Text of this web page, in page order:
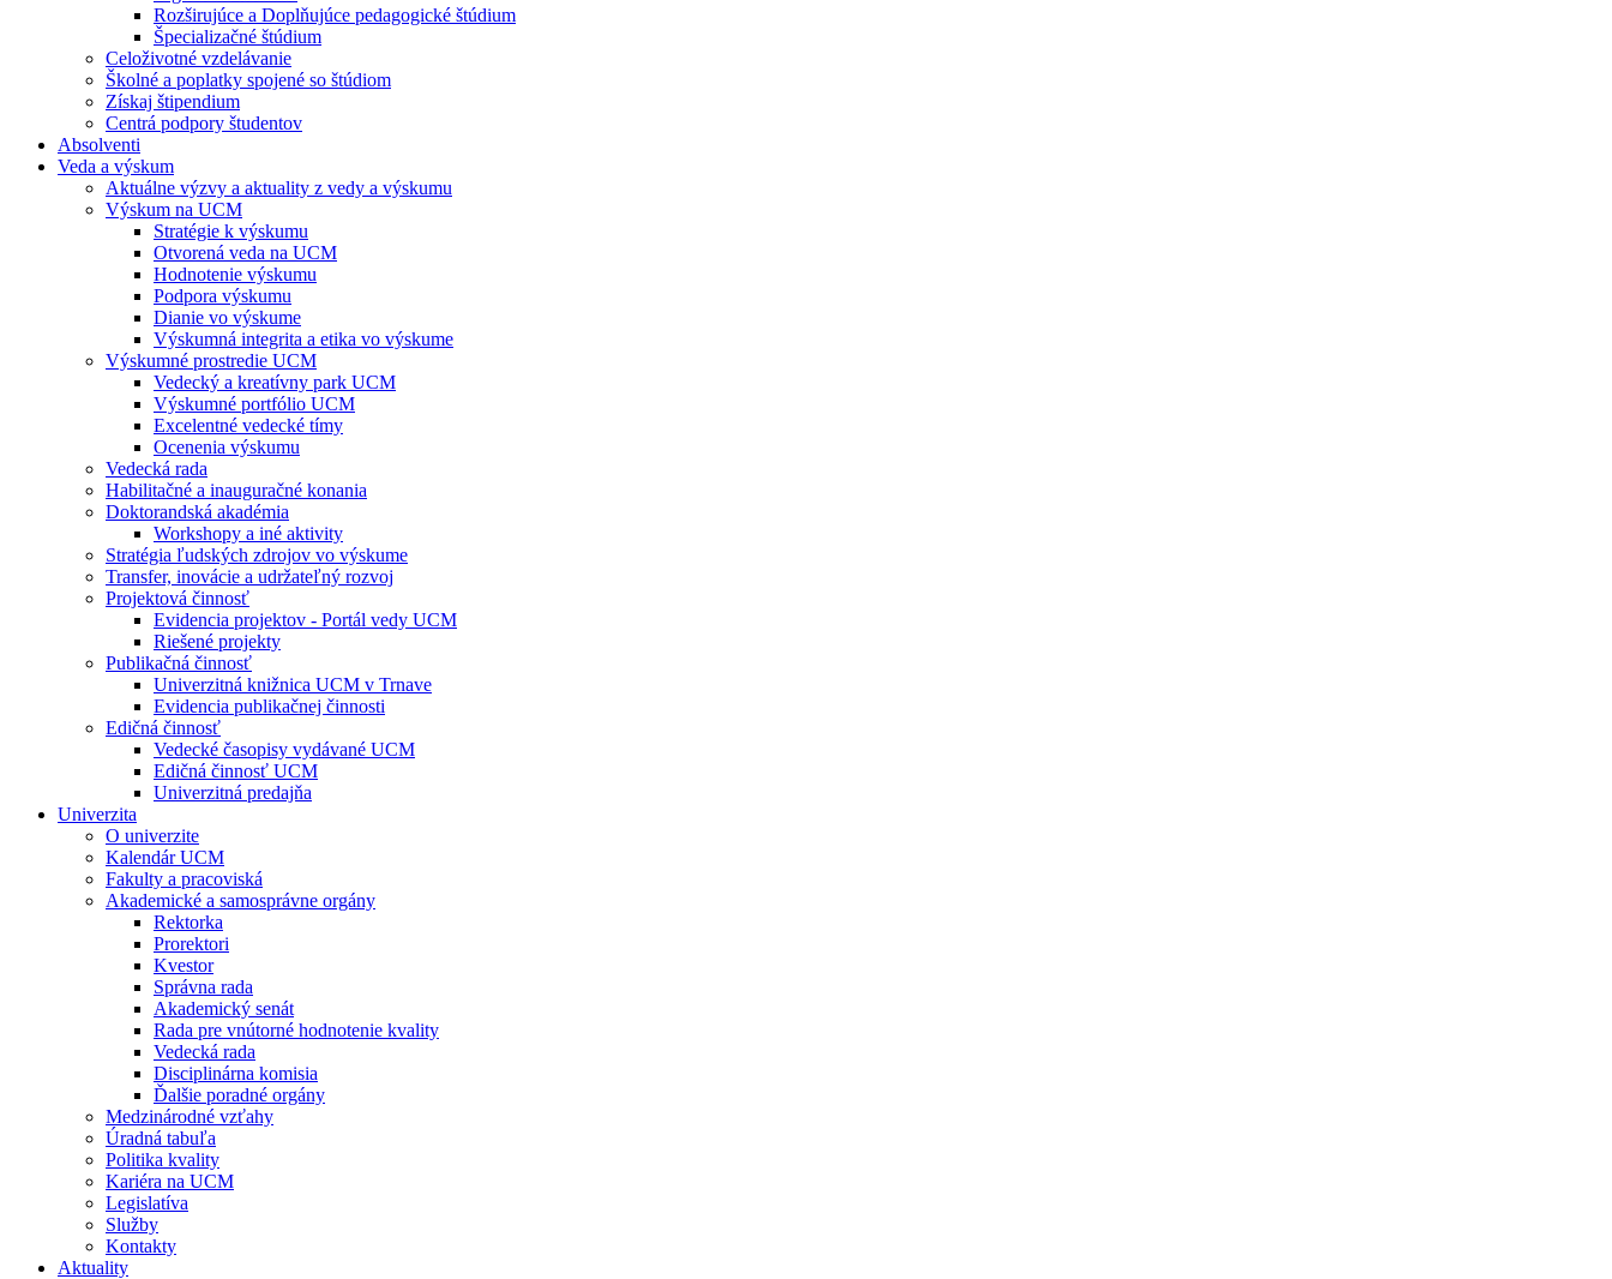
Rozširujúce a Doplňujúce pedagogické štúdium
Špecializačné štúdium
Celoživotné vzdelávanie
Školné a poplatky spojené so štúdiom
Získaj štipendium
Centrá podpory študentov
Absolventi
Veda a výskum
Aktuálne výzvy a aktuality z vedy a výskumu
Výskum na UCM
Stratégie k výskumu
Otvorená veda na UCM
Hodnotenie výskumu
Podpora výskumu
Dianie vo výskume
Výskumná integrita a etika vo výskume
Výskumné prostredie UCM
Vedecký a kreatívny park UCM
Výskumné portfólio UCM
Excelentné vedecké tímy
Ocenenia výskumu
Vedecká rada
Habilitačné a inauguračné konania
Doktorandská akadémia
Workshopy a iné aktivity
Stratégia ľudských zdrojov vo výskume
Transfer, inovácie a udržateľný rozvoj
Projektová činnosť
Evidencia projektov - Portál vedy UCM
Riešené projekty
Publikačná činnosť
Univerzitná knižnica UCM v Trnave
Evidencia publikačnej činnosti
Edičná činnosť
Vedecké časopisy vydávané UCM
Edičná činnosť UCM
Univerzitná predajňa
Univerzita
O univerzite
Kalendár UCM
Fakulty a pracoviská
Akademické a samosprávne orgány
Rektorka
Prorektori
Kvestor
Správna rada
Akademický senát
Rada pre vnútorné hodnotenie kvality
Vedecká rada
Disciplinárna komisia
Ďalšie poradné orgány
Medzinárodné vzťahy
Úradná tabuľa
Politika kvality
Kariéra na UCM
Legislatíva
Služby
Kontakty
Aktuality